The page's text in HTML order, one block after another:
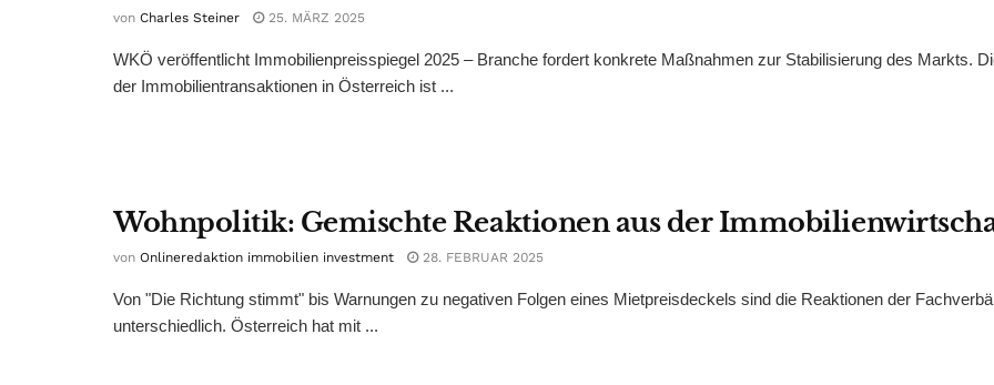
von Charles Steiner 25. MÄRZ 2025
WKÖ veröffentlicht Immobilienpreisspiegel 2025 – Branche fordert konkrete Maßnahmen zur Stabilisierung des Markts.
der Immobilientransaktionen in Österreich ist ...
Wohnpolitik: Gemischte Reaktionen aus der
von Onlineredaktion immobilien investment 28. FEBRUAR 2025
Von "Die Richtung stimmt" bis Warnungen zu negativen Folgen eines Mietpreisdeckels sind die Reaktionen der
unterschiedlich. Österreich hat mit ...